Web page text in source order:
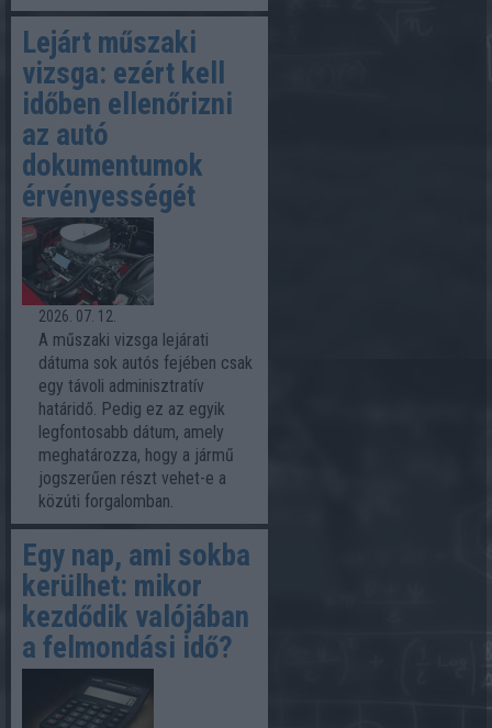
Lejárt műszaki
vizsga: ezért kell
időben ellenőrizni
az autó
dokumentumok
érvényességét
2026. 07. 12.
A műszaki vizsga lejárati
dátuma sok autós fejében csak
egy távoli adminisztratív
határidő. Pedig ez az egyik
legfontosabb dátum, amely
meghatározza, hogy a jármű
jogszerűen részt vehet-e a
közúti forgalomban.
Egy nap, ami sokba
kerülhet: mikor
kezdődik valójában
a felmondási idő?